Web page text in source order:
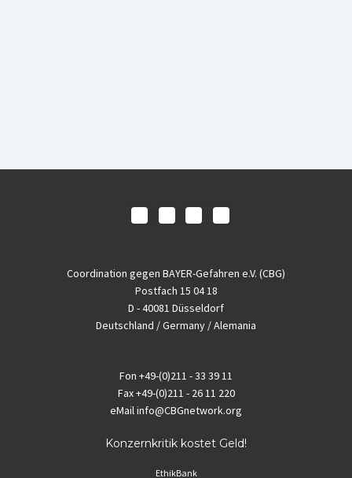
Coordination gegen BAYER-Gefahren e.V. (CBG)
Postfach 15 04 18
D - 40081 Düsseldorf
Deutschland / Germany / Alemania
Fon +49-(0)211 - 33 39 11
Fax+49-(0)211 - 26 11 220
eMailinfo@CBGnetwork.org
Konzernkritik kostet Geld!
EthikBank